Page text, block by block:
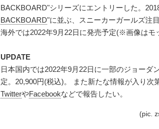
BACKBOARD"シリーズにエントリーした。
BACKBOARD"に並ぶ、スニーカーガールズ注
海外では2022年9月22日に発売予定(※画像はモ
UPDATE
日本国内では2022年9月22日に一部のジョーダ
定。20,900円(税込)。 また新たな情報が入り次
TwitterやFacebookなどで報告したい。
(pic.